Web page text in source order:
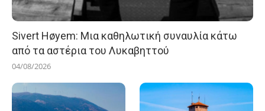
Sivert Høyem: Μια καθηλωτική συναυλία κάτω
από τα αστέρια του Λυκαβηττού
04/08/2026